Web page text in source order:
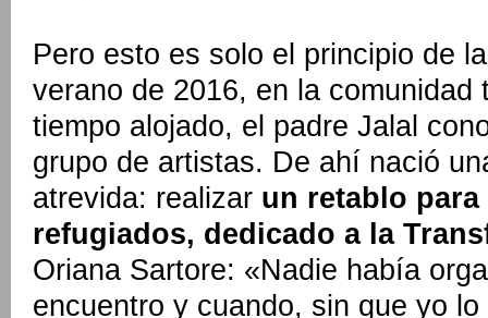
Pero esto es solo el principio de
verano de 2016, en la comunidad
tiempo alojado, el padre Jalal
grupo de artistas. De ahí nació
atrevida: realizar un retablo
refugiados, dedicado a la
Oriana Sartore: «Nadie había
encuentro y cuando, sin que yo